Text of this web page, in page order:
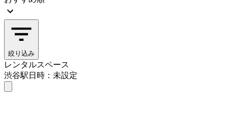
絞り込み
レンタルスペース
渋谷駅日時：未設定